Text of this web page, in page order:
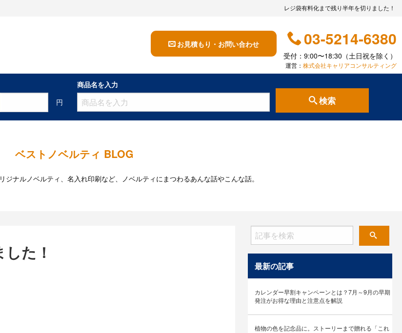
レジ袋有料化まで残り半年を切りました！
お見積もり・お問い合わせ 03-5214-6380
受付：9:00〜18:30（土日祝を除く）
運営：株式会社キャリアコンサルティング
円
商品名を入力
検索
ベストノベルティ BLOG
ジナルノベルティ、名入れ印刷など、ノベルティにまつわるあんな話やこんな話。
た！
最新の記事
カレンダー早割キャンペーンとは？7月～9月の早期
発注がお得な理由と注意点を解説
植物の色を記念品に。ストーリーまで贈れる「これ